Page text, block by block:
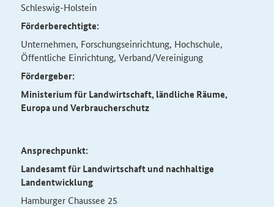
Schleswig-Holstein
Förderberechtigte:
Unternehmen, Forschungseinrichtung, Hochschule,
Öffentliche Einrichtung, Verband/Vereinigung
Fördergeber:
Ministerium für Landwirtschaft, ländliche Räume,
Europa und Verbraucherschutz
Ansprechpunkt:
Landesamt für Landwirtschaft und nachhaltige
Landentwicklung
Hamburger Chaussee 25